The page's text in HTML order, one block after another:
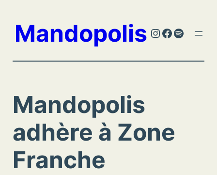
contenu
Mandopolis Instagram
Facebook
Spotify
Mandopolis
adhère à Zone
Franche